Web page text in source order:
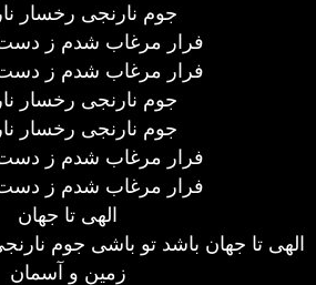
جوم نارنجی رخسار
فرار مرغاب شدم ز
فرار مرغاب شدم ز
جوم نارنجی رخسار
جوم نارنجی رخسار
فرار مرغاب شدم ز
فرار مرغاب شدم ز
الهی تا جهان
الهی تا جهان باشد تو باشی جوم
زمین و آسمان